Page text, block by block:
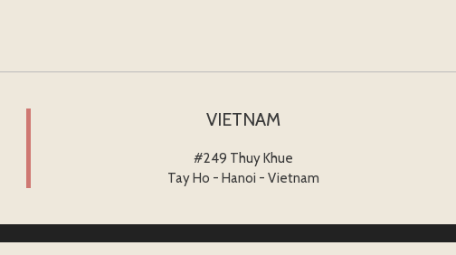
VIETNAM
#249 Thuy Khue
Tay Ho - Hanoi - Vietnam